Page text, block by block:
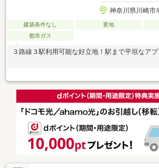
神奈川県川崎市
建築条件なし 更地
都市ガス
３路線３駅利用可能な好立地！駅まで平坦なアプ